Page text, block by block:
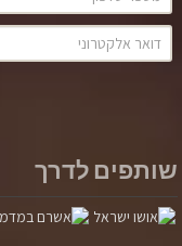
שותפים לדרך